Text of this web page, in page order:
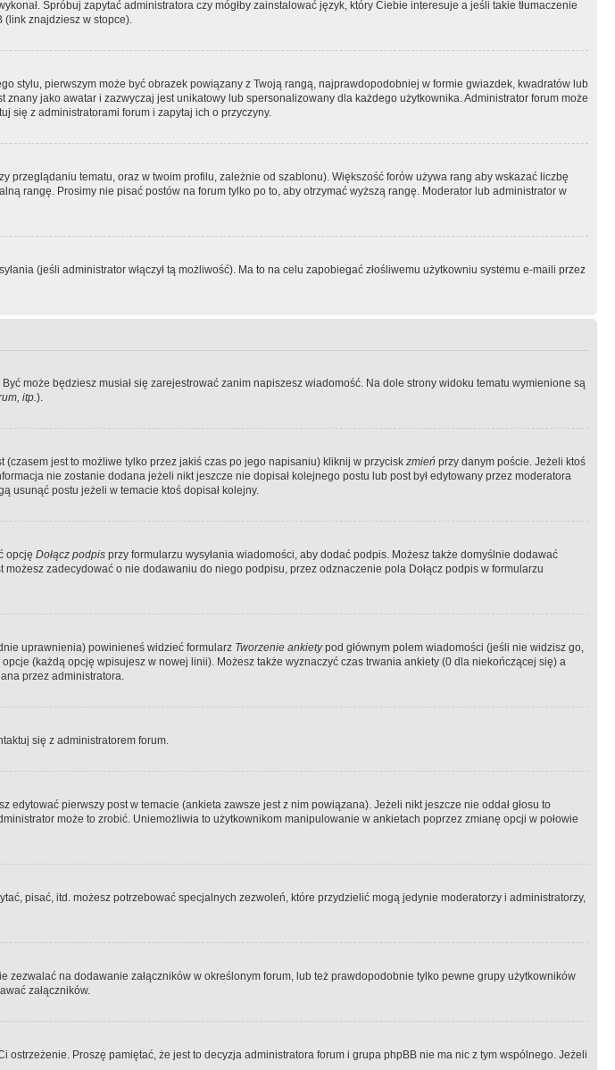
Spróbuj zapytać administratora czy mógłby zainstalować język, który Ciebie interesuje a jeśli takie tłumaczenie
(link znajdziesz w stopce).
stylu, pierwszym może być obrazek powiązany z Twoją rangą, najprawdopodobniej w formie gwiazdek, kwadratów lub
jako awatar i zazwyczaj jest unikatowy lub spersonalizowany dla każdego użytkownika. Administrator forum może
się z administratorami forum i zapytaj ich o przyczyny.
tematu, oraz w twoim profilu, zależnie od szablonu). Większość forów używa rang aby wskazać liczbę
rangę. Prosimy nie pisać postów na forum tylko po to, aby otrzymać wyższą rangę. Moderator lub administrator w
(jeśli administrator włączył tą możliwość). Ma to na celu zapobiegać złośliwemu użytkowniu systemu e-maili przez
może będziesz musiał się zarejestrować zanim napiszesz wiadomość. Na dole strony widoku tematu wymienione są
itp.).
jest to możliwe tylko przez jakiś czas po jego napisaniu) kliknij w przycisk zmień przy danym poście. Jeżeli ktoś
nie zostanie dodana jeżeli nikt jeszcze nie dopisał kolejnego postu lub post był edytowany przez moderatora
usunąć postu jeżeli w temacie ktoś dopisał kolejny.
opcję Dołącz podpis przy formularzu wysyłania wiadomości, aby dodać podpis. Możesz także domyślnie dodawać
zadecydować o nie dodawaniu do niego podpisu, przez odznaczenie pola Dołącz podpis w formularzu
uprawnienia) powinieneś widzieć formularz Tworzenie ankietypod głównym polem wiadomości (jeśli nie widzisz go,
(każdą opcję wpisujesz w nowej linii). Możesz także wyznaczyć czas trwania ankiety (0 dla niekończącej się) a
przez administratora.
się z administratorem forum.
pierwszy post w temacie (ankieta zawsze jest z nim powiązana). Jeżeli nikt jeszcze nie oddał głosu to
może to zrobić. Uniemożliwia to użytkownikom manipulowanie w ankietach poprzez zmianę opcji w połowie
pisać, itd. możesz potrzebować specjalnych zezwoleń, które przydzielić mogą jedynie moderatorzy i administratorzy,
na dodawanie załączników w określonym forum, lub też prawdopodobnie tylko pewne grupy użytkowników
załączników.
Proszę pamiętać, że jest to decyzja administratora forum i grupa phpBB nie ma nic z tym wspólnego. Jeżeli